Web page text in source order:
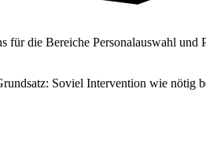
für die Bereiche Personal­auswahl und
Soviel Intervention wie nötig